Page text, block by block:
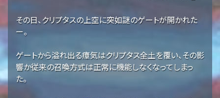
その日、クリプタスの上空に突如謎のゲートが開かれた
ー。
ゲートから溢れ出る瘴気はクリプタス全土を覆い、その影
響か従来の召喚方式は正常に機能しなくなってしまっ
た。